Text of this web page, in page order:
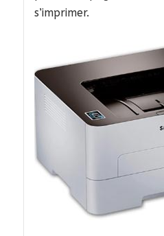
s’imprimer.